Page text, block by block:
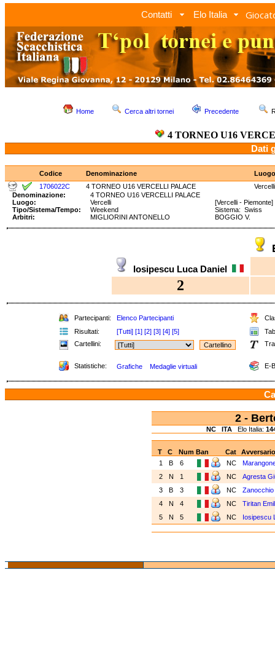
Contatti Elo Italia
Home Cerca altri tornei Precedente
4 TORNEO U16
Dati
Codice Denominazione
Luogo
1706022C
4 TORNEO U16 VERCELLI PALACE
Vercelli
Denominazione:
4 TORNEO U16 VERCELLI PALACE
Luogo:
Vercelli
[Vercelli - Piemonte]
Tipo/Sistema/Tempo:
Weekend
Sistema: Swiss
Arbitri:
MIGLIORINI ANTONELLO BOGGIO V.
Iosipescu Luca Daniel
2
Partecipanti: Elenco Partecipanti
Risultati:
[Tutti] [1] [2] [3] [4] [5]
Cartellini:
Statistiche: Grafiche Medaglie virtuali E-
2 -
NC ITAElo Italia:
T C NumBan Cat
Avversario
1
B 6 NC
2
N 1 NC
Agresta
3
B 3 NC
Zanocchio
4
N 4 NC
Tiritan
5
N 5 NC Iosipescu